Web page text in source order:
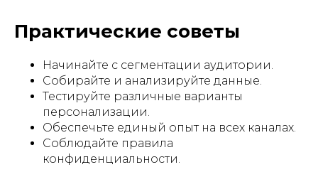
Практические советы
Начинайте с сегментации аудитории.
Собирайте и анализируйте данные.
Тестируйте различные варианты
персонализации.
Обеспечьте единый опыт на всех каналах.
Соблюдайте правила
конфиденциальности.